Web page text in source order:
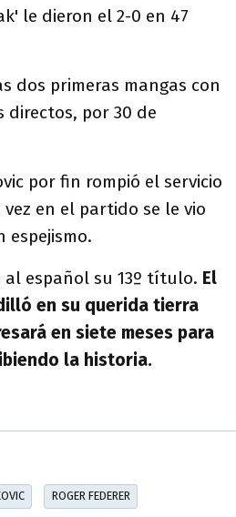
le dieron el 2-0 en 47
dos primeras mangas con
directos, por 30 de
por fin rompió el servicio
en el partido se le vio
espejismo.
español su 13º título. El
en su querida tierra
en siete meses para
la historia.
ROGER FEDERER